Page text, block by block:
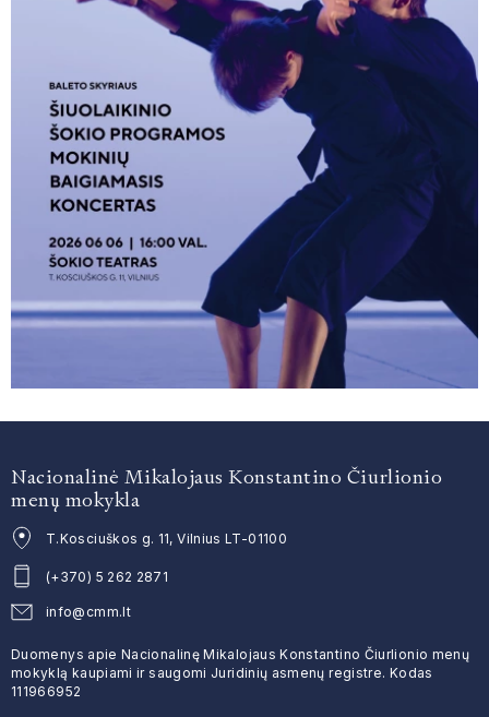
Nacionalinė Mikalojaus Konstantino Čiurlionio
menų mokykla
T.Kosciuškos g. 11, Vilnius LT-01100
(+370) 5 262 2871
info@cmm.lt
Duomenys apie Nacionalinę Mikalojaus Konstantino Čiurlionio menų
mokyklą kaupiami ir saugomi Juridinių asmenų registre. Kodas
111966952